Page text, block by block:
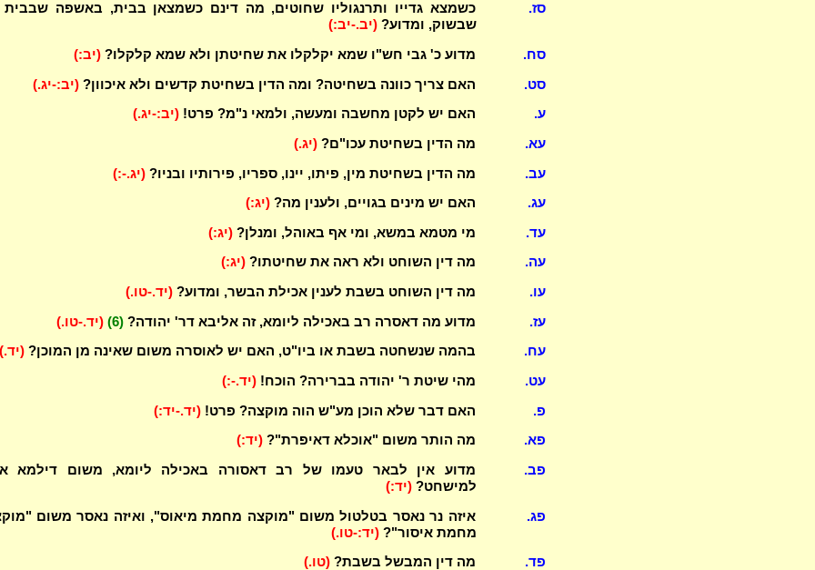
סז.
כשמצא גדייו ותרנגוליו שחוטים, מה דינם כשמצאן בבית, באשפה שבבית
שבשוק, ומדוע? (יב.-יב:)
סח. מדוע כ' גבי חש"ו שמא יקלקלו את שחיטתן ולא שמא קלקלו?(יב:)
סט. האם צריך כוונה בשחיטה? ומה הדין בשחיטת קדשים ולא איכוון?(יב:-יג.)
ע. האם יש לקטן מחשבה ומעשה, ולמאי נ"מ? פרט!(יב:-יג.)
עא. מה הדין בשחיטת עכו"ם?(יג.)
עב. מה הדין בשחיטת מין, פיתו, יינו, ספריו, פירותיו ובניו?(יג.-:)
עג. האם יש מינים בגויים, ולענין מה?(יג:)
עד. מי מטמא במשא, ומי אף באוהל, ומנלן?(יג:)
עה. מה דין השוחט ולא ראה את שחיטתו?(יג:)
עו. מה דין השוחט בשבת לענין אכילת הבשר, ומדוע?(יד.-טו.)
עז. מדוע מה דאסרה רב באכילה ליומא, זה אליבא דר' יהודה?(6) (יד.-טו.)
עח. בהמה שנשחטה בשבת או ביו"ט, האם יש לאוסרה משום שאינה מן המוכן?
עט. מהי שיטת ר' יהודה בברירה? הוכח!(יד.-:)
פ. האם דבר שלא הוכן מע"ש הוה מוקצה? פרט!(יד.-יד:)
פא. מה הותר משום "אוכלא דאיפרת"?(יד:)
פב.
מדוע אין לבאר טעמו של רב דאסורה באכילה ליומא, משום דילמא
למישחט? (יד:)
פג.
איזה נר נאסר בטלטול משום "מוקצה מחמת מיאוס", ואיזה נאסר משום
מחמת איסור"? (יד:-טו.)
פד. מה דין המבשל בשבת?(טו.)